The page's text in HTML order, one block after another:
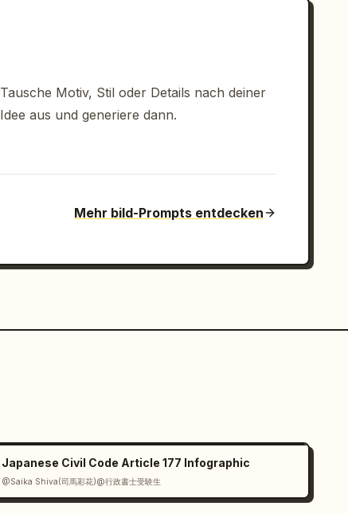
Tausche Motiv, Stil oder Details nach deiner
Idee aus und generiere dann.
Mehr bild-Prompts entdecken
Japanese Civil Code Article 177 Infographic
@Saika Shiva(司馬彩花)@行政書士受験生